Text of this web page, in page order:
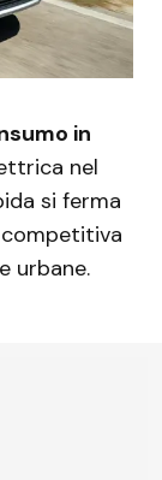
in
nel
si ferma
urbane.